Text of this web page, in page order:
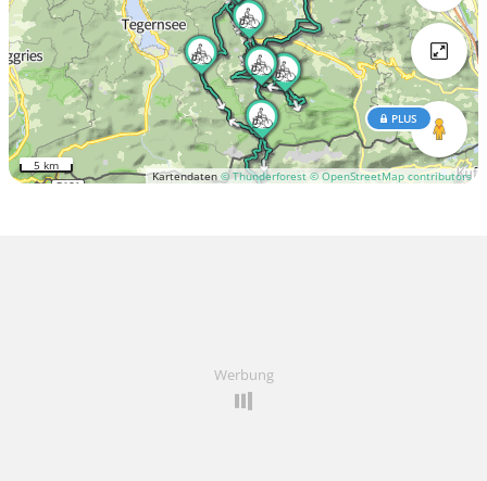
Kartendaten © Thunderforest © OpenStreetMap contributors
PLUS
5 km
Werbung